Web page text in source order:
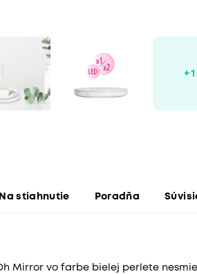
Na stiahnutie Poradňa
Mirror vo farbe bielej perlete